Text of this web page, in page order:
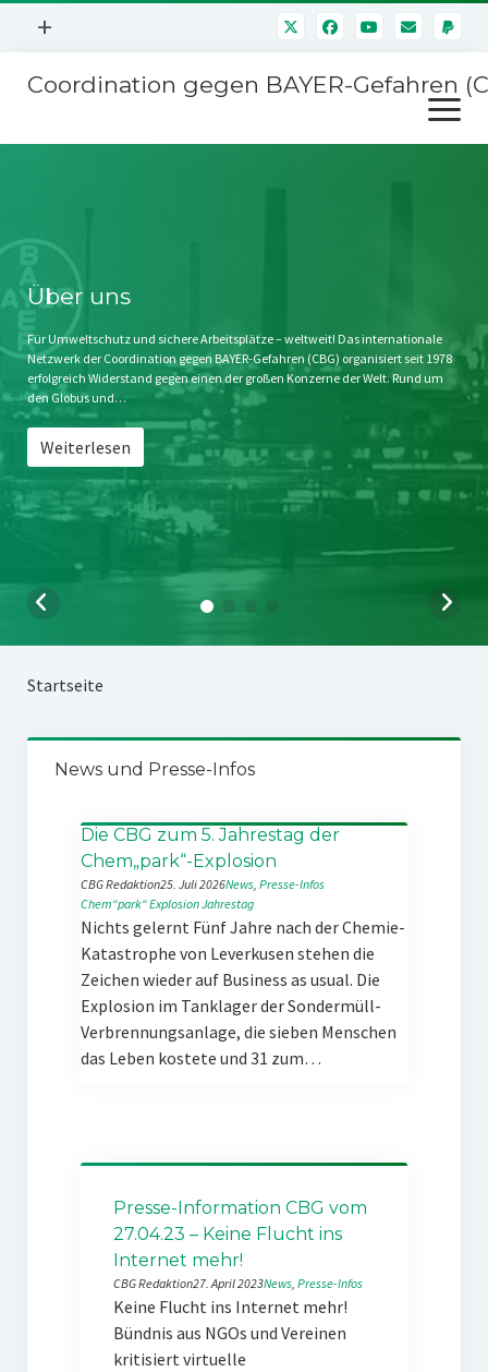
Menü
+
Mitmachen
Kontakt
Impressum
Störfälle
Coordination gegen BAYER-Gefahren
Menü
öffnen
Stichwort BAYER
Jahrestagung
SPENDEN
Über uns
Für Umweltschutz und sichere Arbeitsplätze – weltweit! Das internationale
Netzwerk der Coordination gegen BAYER-Gefahren (CBG) organisiert seit 1978
erfolgreich Widerstand gegen einen der großen Konzerne der Welt. Rund um
den Globus und…
Weiterlesen
Startseite
News und Presse-Infos
Die CBG zum 5. Jahrestag der
Chem„park“-Explosion
CBG Redaktion25. Juli 2026News, Presse-Infos
Chem“park“ExplosionJahrestag
Nichts gelernt Fünf Jahre nach der Chemie-
Katastrophe von Leverkusen stehen die
Zeichen wieder auf Business as usual. Die
Explosion im Tanklager der Sondermüll-
Verbrennungsanlage, die sieben Menschen
das Leben kostete und 31 zum…
Presse-Information CBG vom
27.04.23 – Keine Flucht ins
Internet mehr!
CBG Redaktion27. April 2023News, Presse-Infos
Keine Flucht ins Internet mehr!
Bündnis aus NGOs und Vereinen
kritisiert virtuelle